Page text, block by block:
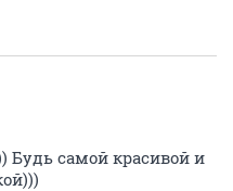
Будь самой красивой и